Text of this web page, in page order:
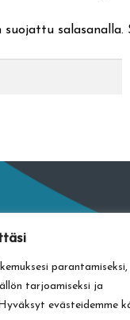
parantamiseksi,
tarjoamiseksi ja
evästeidemme
suojattu